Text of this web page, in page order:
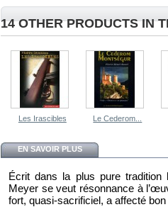
14 OTHER PRODUCTS IN
Les Irascibles Le Cederom...
EN SAVOIR PLUS
Écrit dans la plus pure tradition
Meyer se veut résonnance à
fort, quasi-sacrificiel, a affecté